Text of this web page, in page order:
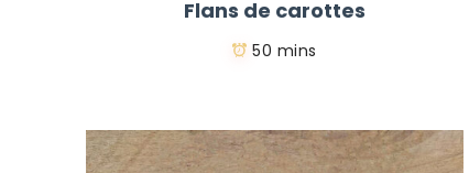
Flans de carottes
50 mins